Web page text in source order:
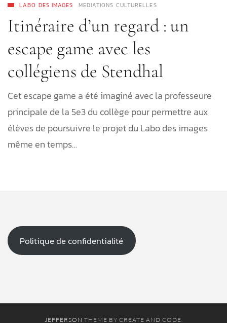
LABO DES IMAGES MEDIATIONS CULTURELLES
Itinéraire d’un regard : un
escape game avec les
collégiens de Stendhal
Cet escape game a été imaginé avec la professeure
principale de la 5e3 du collège pour permettre aux
élèves de poursuivre le projet du Labo des images
même en temps…
Politique de confidentialité
JEFFERSON THEME BY CREATE AND CODE.